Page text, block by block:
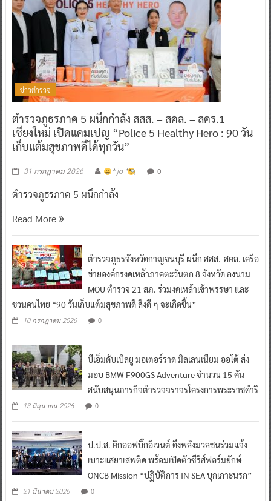
ข่าวตำรวจ
ตำรวจภูธรภาค 5 ผนึกกำลัง สสส. – สคล. – สคร.1
เชียงใหม่ เปิดแคมเปญ “Police 5 Healthy Hero : 90 วัน
เก็บแต้มสุขภาพดีได้ทุกวัน”
31 กรกฎาคม 2026 ^ jo ^ 0
ตำรวจภูธรภาค 5 ผนึกกำลัง
Read More
ตำรวจภูธรจังหวัดกาญจนบุรี ผนึก สสส.-สคล. เครือ
ข่ายองค์กรงดเหล้าภาคตะวันตก 8 จังหวัด ลงนาม
MOU ตำรวจ 21 สภ. ร่วมงดเหล้าเข้าพรรษา และ
ชวนคนไทย “90 วันเก็บแต้มสุขภาพดี สิ่งดี ๆ จะเกิดขึ้น”
10 กรกฎาคม 2026 0
บีเอ็มดับเบิลยู มอเตอร์ราด มิลเลนเนียม ออโต้ ส่ง
มอบ BMW F900GS Adventure จำนวน 15 คัน
สนับสนุนภารกิจตำรวจจราจรโครงการพระราชดำริ
13 มิถุนายน 2026 0
ป.ป.ส. คิกออฟบิ๊กอีเวนต์ ดึงพลังมวลชนร่วมแจ้ง
เบาะแสยาเสพติด พร้อมเปิดตัวซีรีส์ฟอร์มยักษ์
ONCB Mission “ปฏิบัติการ IN SEA บุกเกาะนรก”
21 มีนาคม 2026 0